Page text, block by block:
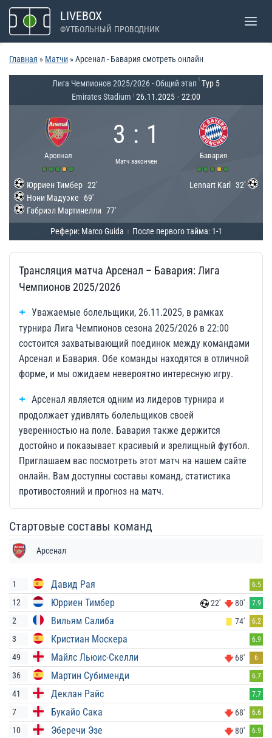
Перейти
содержимому
LIVEBOX
ФУТБОЛЬНЫЙ ПРОВОДНИК
Главная » Матчи »Арсенал - Бавария смотреть онлайн
Лига Чемпионов 2025/2026 - Общий этап Тур 5
Emirates Stadium 26.11.2025 - 22:00
Арсенал
3 : 1
Матч закончен
Бавария
Юрриен Тимбер 22'
Нони Мадуэке
69'
Габриэл Мартинелли 77'
Lennart Karl 32'
Рефери: Marco Guida После первого тайма: 1-1
Трансляция матча Арсенал – Бавария: Лига
Чемпионов 2025/2026
Уважаемые болельщики, 26.11.2025, в рамках
турнира Лига Чемпионов сезона 2025/2026 в 22:00
состоится захватывающий поединок между командами
Арсенал и Бавария. Обе команды находятся в отличной
форме, и мы ожидаем невероятно интересную игру.
Арсенал является одним из лидеров турнира и
продолжает удивлять болельщиков своей
уверенностью на поле. Бавария также держится
достойно и показывает красивый и зрелищный футбол.
Приглашаем вас посмотреть этот матч на нашем сайте
онлайн. Вам доступны составы команд, статистика
противостояний и прогноз на матч.
Стартовые составы команд
Арсенал
1 Давид Рая 6.5
12 Юрриен Тимбер 22' 80' 7.9
2 Вильям Салиба 74' 6.2
3 Кристиан Москера 6.9
49 Майлс Льюис-Скелли 68' 6
36 Мартин Субименди 6.7
41 Деклан Райс 7.7
7 Букайо Сака 68' 6.6
10 Эберечи Эзе 80' 6.9